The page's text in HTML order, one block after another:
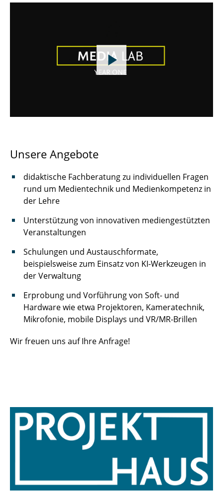
Unsere Angebote
didaktische Fachberatung zu individuellen Fragen
rund um Medientechnik und Medienkompetenz in
der Lehre
Unterstützung von innovativen mediengestützten
Veranstaltungen
Schulungen und Austauschformate,
beispielsweise zum Einsatz von KI-Werkzeugen in
der Verwaltung
Erprobung und Vorführung von Soft- und
Hardware wie etwa Projektoren, Kameratechnik,
Mikrofonie, mobile Displays und VR/MR-Brillen
Wir freuen uns auf Ihre Anfrage!